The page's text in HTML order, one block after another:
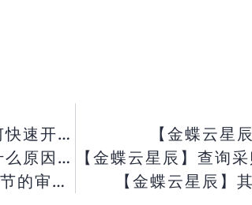
【金蝶云星辰】发票分录行很多， 手工开票时如何快速开票？
原因？
印出来？
【金蝶云星
【金蝶云星辰】查询采购付款一览表
【金蝶云星辰】